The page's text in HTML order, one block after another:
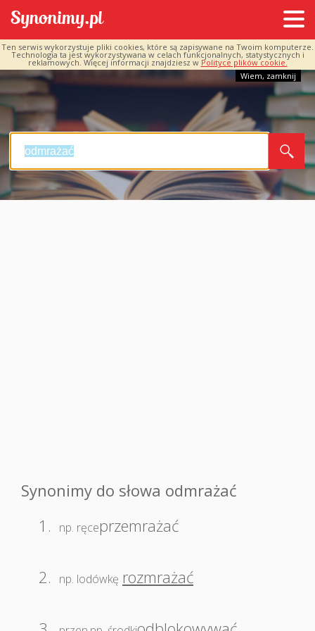
Ten serwis wykorzystuje pliki cookies, które są zapisywane na Twoim komputerze.
Technologia ta jest wykorzystywana w celach funkcjonalnych, statystycznych i
reklamowych. Więcej informacji znajdziesz w Polityce plików cookie.
Wiem, zamknij
Synonimy do słowa odmrażać
1.
np. ręceprzemrażać
2. np. lodówkę rozmrażać